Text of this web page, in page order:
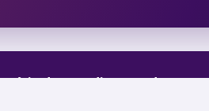
de atendimento de